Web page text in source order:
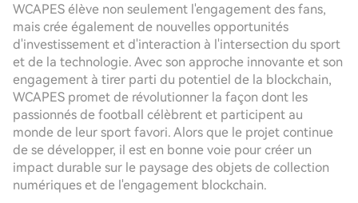
WCAPES élève non seulement l'engagement des fans,
mais crée également de nouvelles opportunités
d'investissement et d'interaction à l'intersection du sport
et de la technologie. Avec son approche innovante et son
engagement à tirer parti du potentiel de la blockchain,
WCAPES promet de révolutionner la façon dont les
passionnés de football célèbrent et participent au
monde de leur sport favori. Alors que le projet continue
de se développer, il est en bonne voie pour créer un
impact durable sur le paysage des objets de collection
numériques et de l'engagement blockchain.